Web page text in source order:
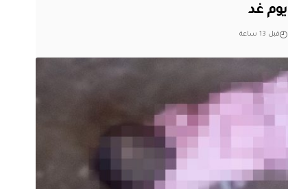
يوم غد
قبل 13 ساعة